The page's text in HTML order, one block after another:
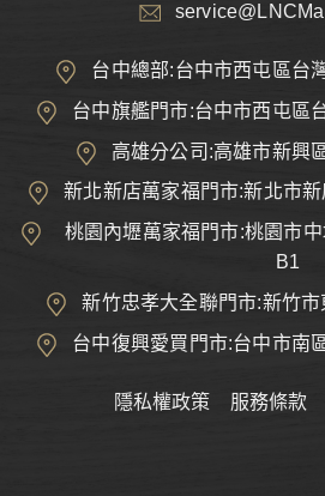
台中總部:台中市西屯區台
台中旗艦門市:台中市西屯區
高雄分公司:高雄市新興
新北新店萬家福門市:新北市
桃園內壢萬家福門市:桃園市
B1
新竹忠孝大全聯門市:新竹
台中復興愛買門市:台中市南
隱私權政策 服務條款